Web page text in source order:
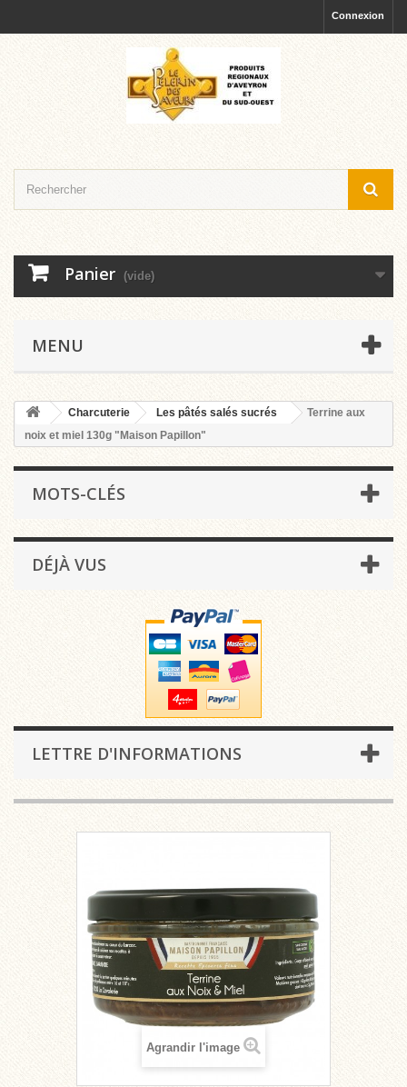
Connexion
Panier (vide)
MENU
Charcuterie Les pâtés salés sucrés
Terrine aux
noix et miel 130g "Maison Papillon"
MOTS-CLÉS
DÉJÀ VUS
LETTRE D'INFORMATIONS
Agrandir l'image